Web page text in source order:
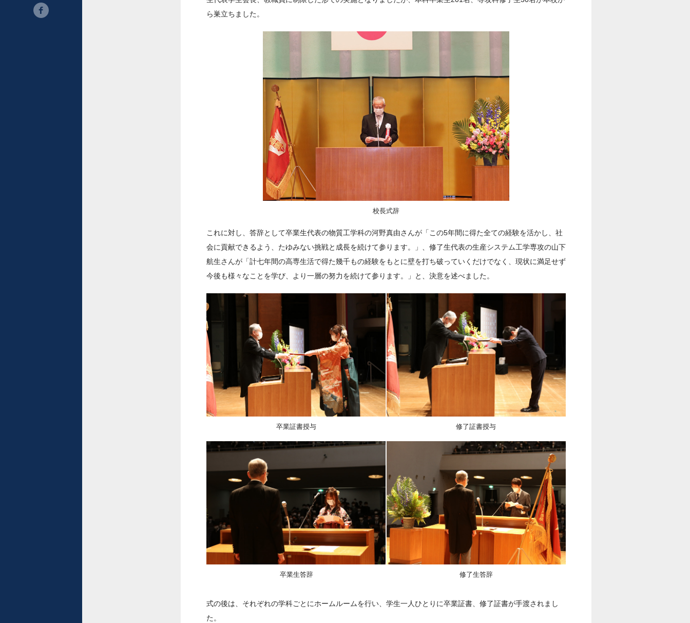
ら巣立ちました。
校長式辞
これに対し、答辞として卒業生代表の物質工学科の河野真由さんが「この5年間に得た全ての経験を活かし、社
会に貢献できるよう、たゆみない挑戦と成長を続けて参ります。」、修了生代表の生産システム工学専攻の山下
航生さんが「計七年間の高専生活で得た幾千もの経験をもとに壁を打ち破っていくだけでなく、現状に満足せず
今後も様々なことを学び、より一層の努力を続けて参ります。」と、決意を述べました。
卒業証書授与 修了証書授与
卒業生答辞 修了生答辞
式の後は、それぞれの学科ごとにホームルームを行い、学生一人ひとりに卒業証書、修了証書が手渡されまし
た。